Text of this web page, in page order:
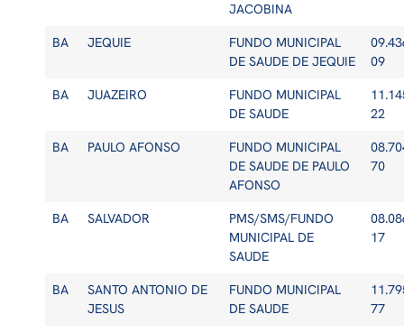
JACOBINA
BA JEQUIE
FUNDO MUNICIPAL
DE SAUDE DE JEQUIE
09
BA JUAZEIRO
FUNDO MUNICIPAL
DE SAUDE
22
BA PAULO AFONSO
FUNDO MUNICIPAL
DE SAUDE DE PAULO
AFONSO
70
BA SALVADOR
PMS/SMS/FUNDO
MUNICIPAL DE
SAUDE
17
BA
SANTO ANTONIO DE
JESUS
FUNDO MUNICIPAL
DE SAUDE
77